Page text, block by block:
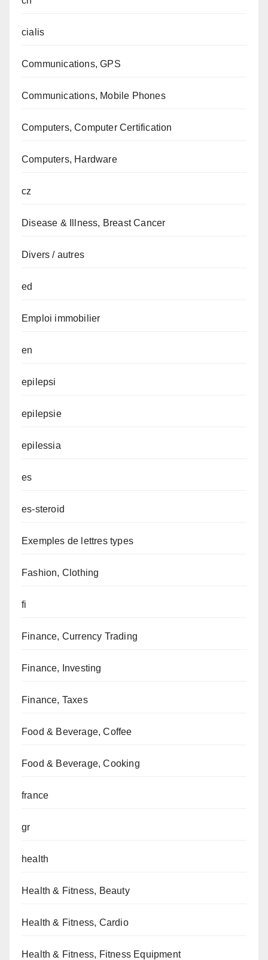
cialis
Communications, GPS
Communications, Mobile Phones
Computers, Computer Certification
Computers, Hardware
cz
Disease & Illness, Breast Cancer
Divers / autres
ed
Emploi immobilier
en
epilepsi
epilepsie
epilessia
es
es-steroid
Exemples de lettres types
Fashion, Clothing
fi
Finance, Currency Trading
Finance, Investing
Finance, Taxes
Food & Beverage, Coffee
Food & Beverage, Cooking
france
gr
health
Health & Fitness, Beauty
Health & Fitness, Cardio
Health & Fitness, Fitness Equipment